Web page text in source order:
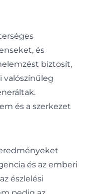
és
biztosít,
valószínűleg
és a szerkezet
eredményeket
és az emberi
észlelési